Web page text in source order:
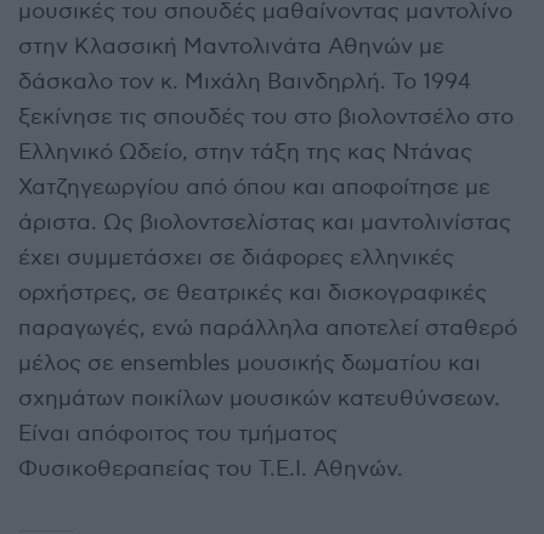
μουσικές του σπουδές μαθαίνοντας μαντολίνο
στην Κλασσική Μαντολινάτα Αθηνών με
δάσκαλο τον κ. Μιχάλη Βαινδηρλή. Το 1994
ξεκίνησε τις σπουδές του στο βιολοντσέλο στο
Ελληνικό Ωδείο, στην τάξη της κας Ντάνας
Χατζηγεωργίου από όπου και αποφοίτησε με
άριστα. Ως βιολοντσελίστας και μαντολινίστας
έχει συμμετάσχει σε διάφορες ελληνικές
ορχήστρες, σε θεατρικές και δισκογραφικές
παραγωγές, ενώ παράλληλα αποτελεί σταθερό
μέλος σε ensembles μουσικής δωματίου και
σχημάτων ποικίλων μουσικών κατευθύνσεων.
Είναι απόφοιτος του τμήματος
Φυσικοθεραπείας του Τ.Ε.Ι. Αθηνών.